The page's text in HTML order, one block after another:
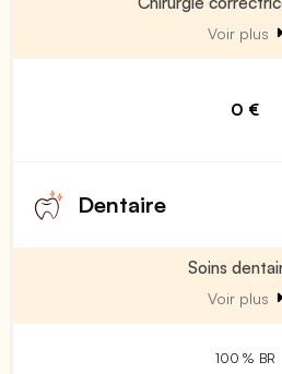
Voir plus
0 €
Dentaire
Soins
Voir plus
100 % BR